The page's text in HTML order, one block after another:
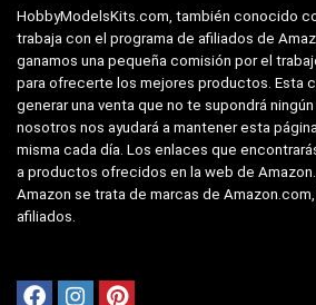
HobbyModelsKits.com, también conocido
trabaja con el programa de afiliados de
ganamos una pequeña comisión por el
para ofrecerte los mejores productos. Esta
generar una venta que no te supondrá
nosotros nos ayudará a mantener esta
misma cada día. Los enlaces que
a productos ofrecidos en la web de
Amazon se trata de marcas de
afiliados.